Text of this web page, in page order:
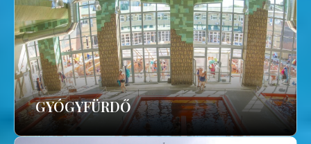
GYÓGYFÜRDŐ